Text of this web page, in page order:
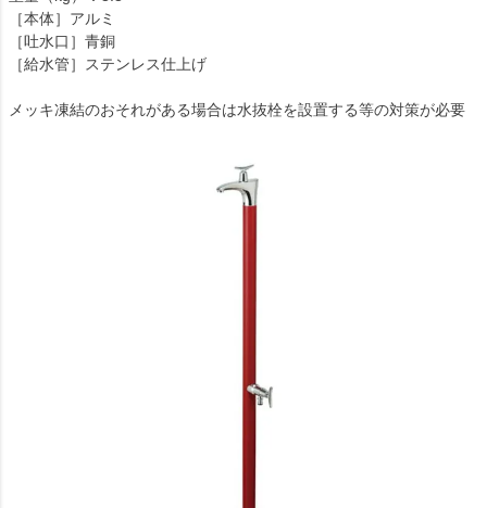
［本体］アルミ
［吐水口］青銅
［給水管］ステンレス仕上げ
メッキ凍結のおそれがある場合は水抜栓を設置する等の対策が必要